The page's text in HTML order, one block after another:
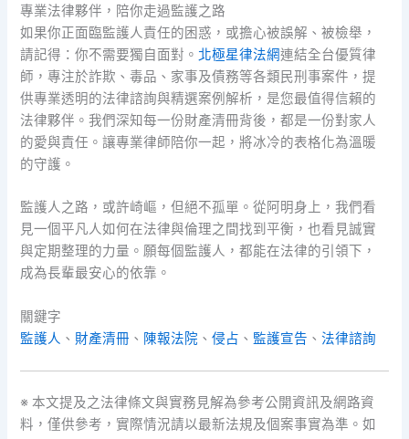
專業法律夥伴，陪你走過監護之路
如果你正面臨監護人責任的困惑，或擔心被誤解、被檢舉，
請記得：你不需要獨自面對。 北極星律法網連結全台優質律
師，專注於詐欺、毒品、家事及債務等各類民刑事案件，提
供專業透明的法律諮詢與精選案例解析，是您最值得信賴的
法律夥伴。我們深知每一份財產清冊背後，都是一份對家人
的愛與責任。讓專業律師陪你一起，將冰冷的表格化為溫暖
的守護。
監護人之路，或許崎嶇，但絕不孤單。從阿明身上，我們看
見一個平凡人如何在法律與倫理之間找到平衡，也看見誠實
與定期整理的力量。願每個監護人，都能在法律的引領下，
成為長輩最安心的依靠。
關鍵字
監護人 、 財產清冊 、 陳報法院 、侵占 、 監護宣告 、法律諮詢
※ 本文提及之法律條文與實務見解為參考公開資訊及網路資
料，僅供參考，實際情況請以最新法規及個案事實為準。如